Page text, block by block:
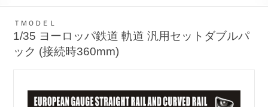
ＴＭＯＤＥＬ
1/35 ヨーロッパ鉄道 軌道 汎用セットダブルパ
ック (接続時360mm)